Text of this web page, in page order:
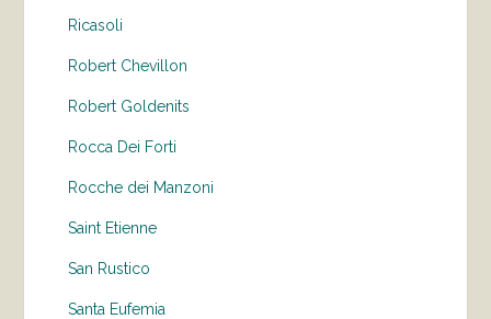
Ricasoli
Robert Chevillon
Robert Goldenits
Rocca Dei Forti
Rocche dei Manzoni
Saint Etienne
San Rustico
Santa Eufemia